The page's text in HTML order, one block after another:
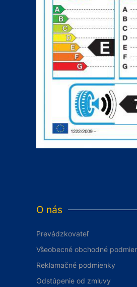
O nás
Prevádzkovateľ
Všeobecné obchodné
Reklamačné podmienky
Odstúpenie od zmluvy